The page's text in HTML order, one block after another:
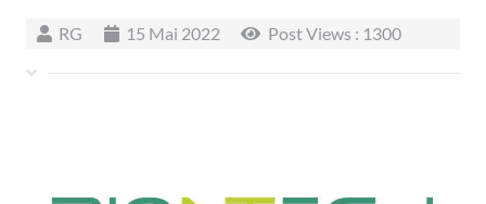
RG 15 Mai 2022 Post Views : 1300